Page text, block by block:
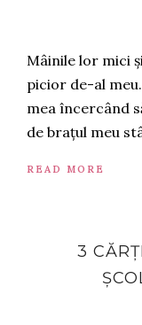
Mâinile lor mici
picior de-al
mea încercând
de brațul meu
READ MORE
3